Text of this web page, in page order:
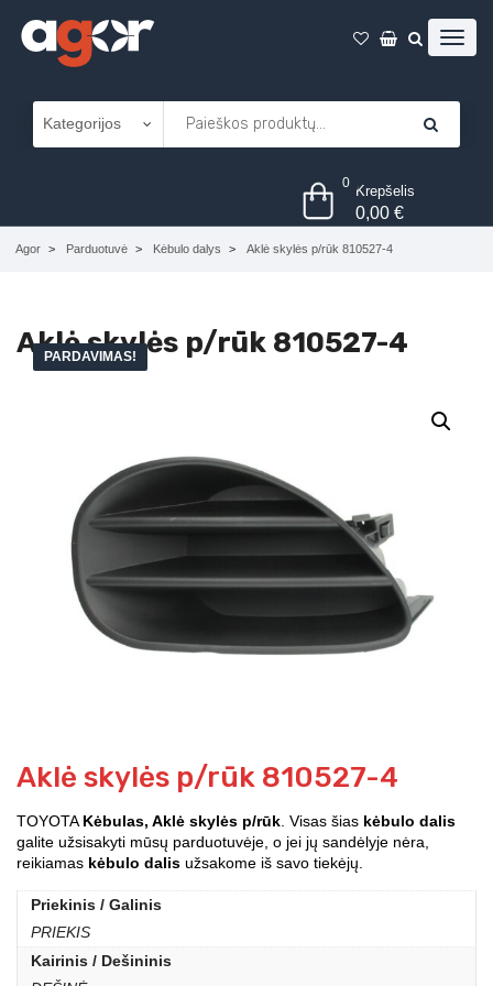
0 Krepšelis
0,00€
Agor Parduotuvė Kėbulo dalys Aklė skylės p/rūk 810527-4
Aklė skylės p/rūk 810527-4
PARDAVIMAS!
Aklė skylės p/rūk 810527-4
TOYOTAKėbulas, Aklė skylės p/rūk. Visas šias kėbulo dalis
galite užsisakyti mūsų parduotuvėje, o jei jų sandėlyje nėra,
reikiamas kėbulo dalis užsakome iš savo tiekėjų.
Priekinis / Galinis
PRIEKIS
Kairinis / Dešininis